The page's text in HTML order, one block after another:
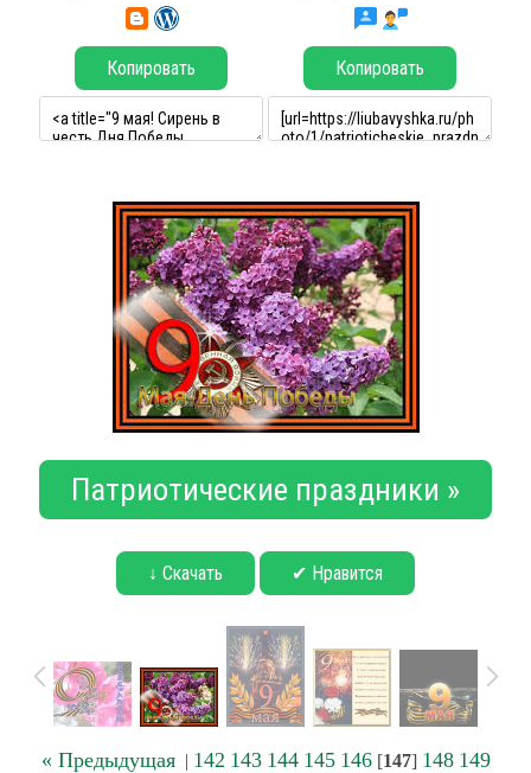
Копировать Копировать
Патриотические праздники »
↓ Скачать ✔ Нравится
« Предыдущая| 142 143 144 145 146[147] 148 149